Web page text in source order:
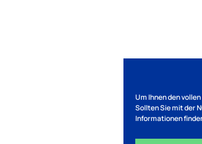
Um Ihnen den
Sollten Sie mit der
Informationen